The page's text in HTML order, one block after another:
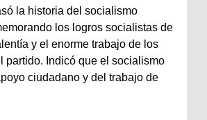
la historia del socialismo
los logros socialistas de
y el enorme trabajo de los
partido. Indicó que el socialismo
ciudadano y del trabajo de